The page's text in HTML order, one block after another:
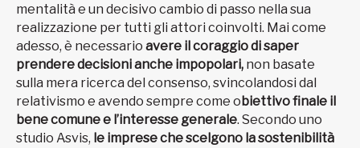
mentalità e un decisivo cambio di passo nella sua
realizzazione per tutti gli attori coinvolti. Mai come
adesso, è necessario avere il coraggio di saper
prendere decisioni anche impopolari, non basate
sulla mera ricerca del consenso, svincolandosi dal
relativismo e avendo sempre come o biettivo finale il
bene comune e l’interesse generale. Secondo uno
studio Asvis, le imprese che scelgono la sostenibilità